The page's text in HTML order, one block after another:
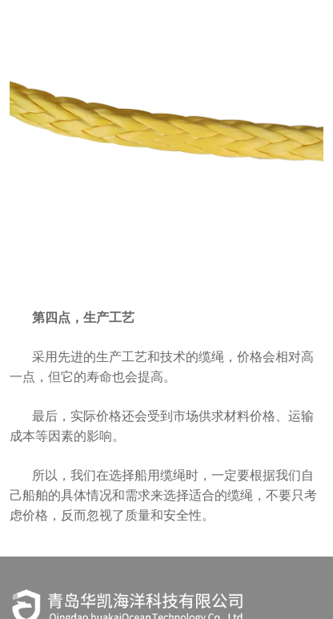
第四点，生产工艺
采用先进的生产工艺和技术的缆绳，价格会相对高
一点，但它的寿命也会提高。
最后，实际价格还会受到市场供求材料价格、运输
成本等因素的影响。
所以，我们在选择船用缆绳时，一定要根据我们自
己船舶的具体情况和需求来选择适合的缆绳，不要只考
虑价格，反而忽视了质量和安全性。